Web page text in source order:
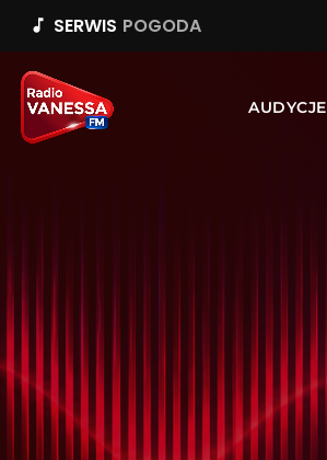
music_note SERWIS POGODA
AUDYCJE